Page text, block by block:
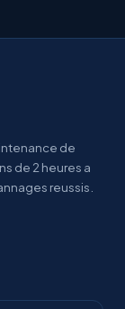
de
de 2 heures a
reussis.